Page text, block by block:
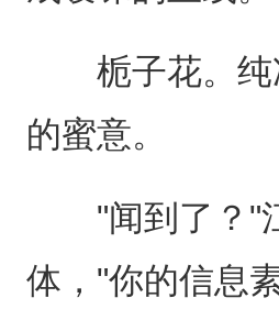
栀子花。纯
的蜜意。
"闻到了？"江
体，"你的信息